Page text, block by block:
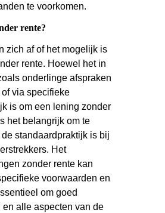
te voorkomen.
rente?
zich af of het mogelijk is
rente. Hoewel het in
onderlinge afspraken
via specifieke
is om een lening zonder
het belangrijk om te
standaardpraktijk is bij
Het
zonder rente kan
voorwaarden en
om goed
alle aspecten van de